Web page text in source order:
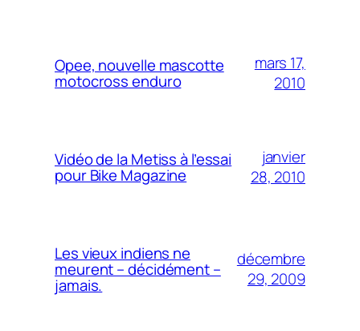
Opee, nouvelle mascotte
motocross enduro
mars 17,
2010
Vidéo de la Metiss à l’essai
pour Bike Magazine
janvier
28, 2010
Les vieux indiens ne
meurent – décidément –
jamais.
décembre
29, 2009